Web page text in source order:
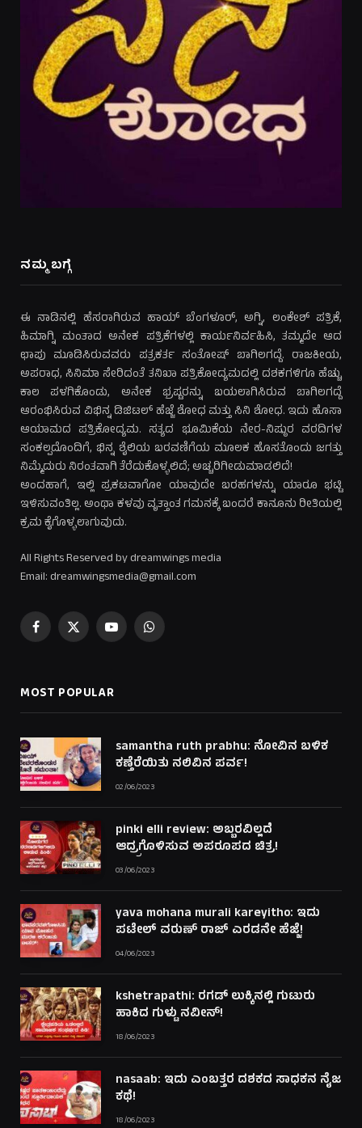
ನಮ್ಮ ಬಗ್ಗೆ
ಈ ನಾಡಿನಲ್ಲಿ ಹೆಸರಾಗಿರುವ ಹಾಯ್ ಬೆಂಗಳೂರ್, ಅಗ್ನಿ, ಲಂಕೇಶ್ ಪತ್ರಿಕೆ,
ಹಿಮಾಗ್ನಿ ಮಂತಾದ ಅನೇಕ ಪತ್ರಿಕೆಗಳಲ್ಲಿ ಕಾರ್ಯನಿರ್ವಹಿಸಿ, ತಮ್ಮದೇ ಆದ
ಛಾಪು ಮೂಡಿಸಿರುವವರು ಪತ್ರಕರ್ತ ಸಂತೋಷ್ ಬಾಗಿಲಗದ್ದೆ. ರಾಜಕೀಯ,
ಅಪರಾಧ, ಸಿನಿಮಾ ಸೇರಿದಂತೆ ತನಿಖಾ ಪತ್ರಿಕೋದ್ಯಮದಲ್ಲಿ ದಶಕಗಳಿಗೂ ಹೆಚ್ಚು
ಕಾಲ ಪಳಗಿಕೊಂಡು, ಅನೇಕ ಭ್ರಷ್ಟರನ್ನು ಬಯಲಾಗಿಸಿರುವ ಬಾಗಿಲಗದ್ದೆ
ಆರಂಭಿಸಿರುವ ವಿಭಿನ್ನ ಡಿಜಿಟಲ್ ಹೆಜ್ಜೆ ಶೋಧ ಮತ್ತು ಸಿನಿ ಶೋಧ. ಇದು ಹೊಸಾ
ಆಯಾಮದ ಪತ್ರಿಕೋದ್ಯಮ. ಸತ್ಯದ ಭೂಮಿಕೆಯ ನೇರ-ನಿಷ್ಠುರ ವರದಿಗಳ
ಸಂಕಲ್ಪದೊಂದಿಗೆ, ಭಿನ್ನ ಶೈಲಿಯ ಬರವಣಿಗೆಯ ಮೂಲಕ ಹೊಸತೊಂದು ಜಗತ್ತು
ನಿಮ್ಮೆದುರು ನಿರಂತವಾಗಿ ತೆರೆದುಕೊಳ್ಳಲಿದೆ; ಅಚ್ಚರಿಗೀಡುಮಾಡಲಿದೆ!
ಅಂದಹಾಗೆ, ಇಲ್ಲಿ ಪ್ರಕಟವಾಗೋ ಯಾವುದೇ ಬರಹಗಳನ್ನು ಯಾರೂ ಭಟ್ಟಿ
ಇಳಿಸುವಂತಿಲ್ಲ. ಅಂಥಾ ಕಳವು ವೃತ್ತಾಂತ ಗಮನಕ್ಕೆ ಬಂದರೆ ಕಾನೂನು ರೀತಿಯಲ್ಲಿ
ಕ್ರಮ ಕೈಗೊಳ್ಳಲಾಗುವುದು.
All Rights Reserved by dreamwings media
Email: dreamwingsmedia@gmail.com
Facebook
X
YouTubeWhatsApp
MOST POPULAR
samantha ruth prabhu: ನೋವಿನ ಬಳಿಕ
ಕಣ್ತೆರೆಯಿತು ನಲಿವಿನ ಪರ್ವ!
02/06/2023
pinki elli review: ಅಬ್ಬರವಿಲ್ಲದೆ
ಆದ್ರ್ರಗೊಳಿಸುವ ಅಪರೂಪದ ಚಿತ್ರ!
03/06/2023
yava mohana murali kareyitho: ಇದು
ಪಟೇಲ್ ವರುಣ್ ರಾಜ್ ಎರಡನೇ ಹೆಜ್ಜೆ!
04/06/2023
kshetrapathi: ರಗಡ್ ಲುಕ್ಕಿನಲ್ಲಿ ಗುಟುರು
ಹಾಕಿದ ಗುಳ್ಟು ನವೀನ್!
18/06/2023
nasaab: ಇದು ಎಂಬತ್ತರ ದಶಕದ ಸಾಧಕನ ನೈಜ
ಕಥೆ!
18/06/2023